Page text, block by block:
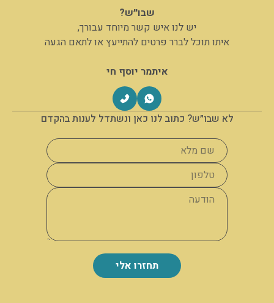
שבו״ש?
יש לנו איש קשר מיוחד עבורך,
איתו תוכל לברר פרטים להתייעץ או לתאם הגעה
איתמר יוסף חי
לא שבו״ש? כתוב לנו כאן ונשתדל לענות בהקדם
תחזרו אלי